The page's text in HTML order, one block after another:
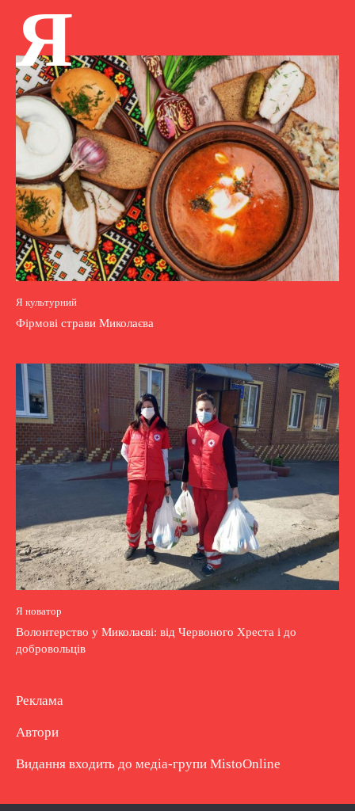
Я
Я культурний
Фірмові страви Миколаєва
Я новатор
Волонтерство у Миколаєві: від Червоного Хреста і до
добровольців
Реклама
Автори
Видання входить до медіа-групи MistoOnline